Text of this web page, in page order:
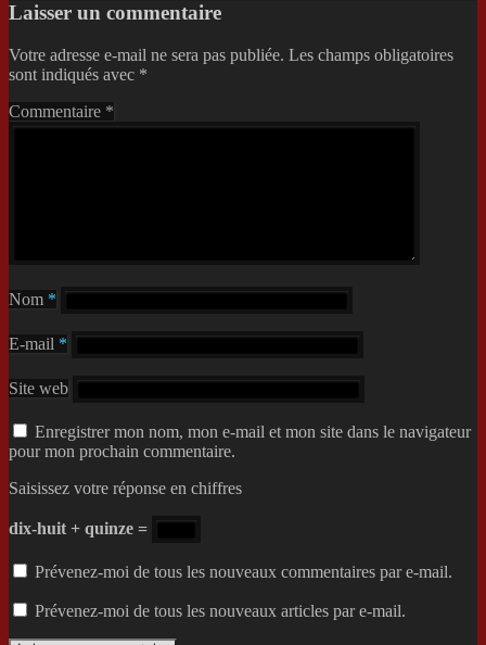
Laisser un commentaire
Votre adresse e-mail ne sera pas publiée. Les champs obligatoires
sont indiqués avec *
Commentaire *
Nom *
E-mail *
Site web
Enregistrer mon nom, mon e-mail et mon site dans le navigateur
pour mon prochain commentaire.
Saisissez votre réponse en chiffres
dix-huit + quinze =
Prévenez-moi de tous les nouveaux commentaires par e-mail.
Prévenez-moi de tous les nouveaux articles par e-mail.